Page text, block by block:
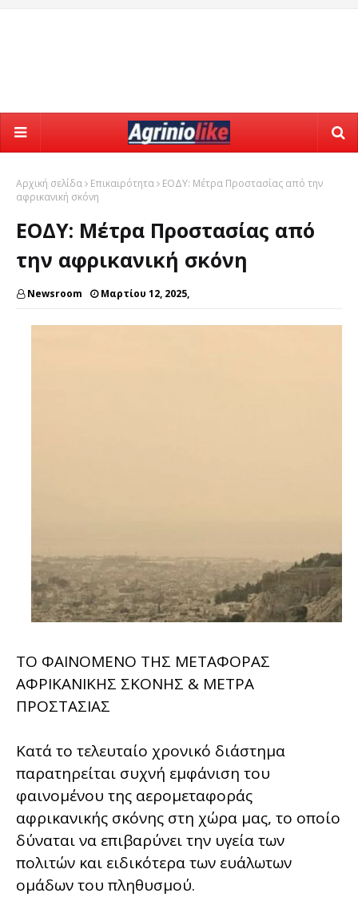
Αρχική σελίδα Επικαιρότητα
ΕΟΔΥ: Μέτρα Προστασίας από την
αφρικανική σκόνη
ΕΟΔΥ: Μέτρα Προστασίας από
την αφρικανική σκόνη
Newsroom Μαρτίου 12, 2025,
ΤΟ ΦΑΙΝΟΜΕΝΟ ΤΗΣ ΜΕΤΑΦΟΡΑΣ
ΑΦΡΙΚΑΝΙΚΗΣ ΣΚΟΝΗΣ & ΜΕΤΡΑ
ΠΡΟΣΤΑΣΙΑΣ
Κατά το τελευταίο χρονικό διάστημα
παρατηρείται συχνή εμφάνιση του
φαινομένου της αερομεταφοράς
αφρικανικής σκόνης στη χώρα μας, το οποίο
δύναται να επιβαρύνει την υγεία των
πολιτών και ειδικότερα των ευάλωτων
ομάδων του πληθυσμού.